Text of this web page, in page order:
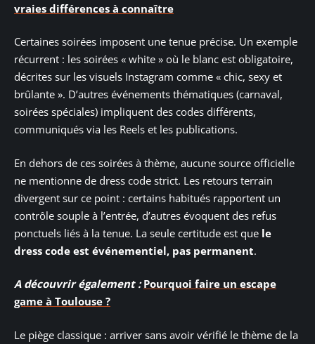
vraies différences à connaître
Certaines soirées imposent une tenue précise. Un exemple
récurrent : les soirées « white » où le blanc est obligatoire,
décrites sur les visuels Instagram comme « chic, sexy et
brûlante ». D’autres événements thématiques (carnaval,
soirées spéciales) impliquent des codes différents,
communiqués via les Reels et les publications.
En dehors de ces soirées à thème, aucune source officielle
ne mentionne de dress code strict. Les retours terrain
divergent sur ce point : certains habitués rapportent un
contrôle souple à l’entrée, d’autres évoquent des refus
ponctuels liés à la tenue. La seule certitude est que le
dress code est événementiel, pas permanent.
A découvrir également : Pourquoi faire un escape
game à Toulouse ?
Le piège classique : arriver sans avoir vérifié le thème de la